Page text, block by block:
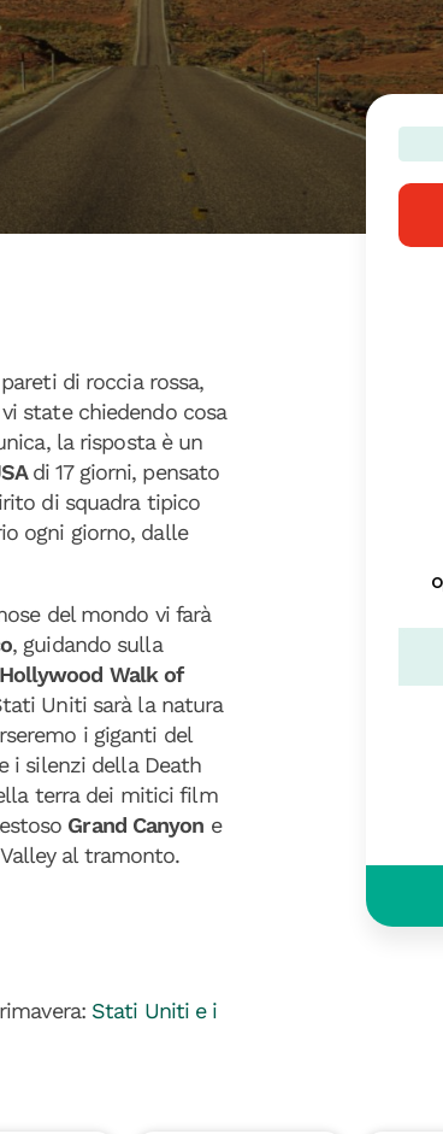
di roccia rossa,
state chiedendo cosa
la risposta è un
di 17 giorni, pensato
di squadra tipico
ogni giorno, dalle
del mondo vi farà
, guidando sulla
Hollywood Walk of
Uniti sarà la natura
i giganti del
i silenzi della Death
terra dei mitici film
Grand Canyon e
al tramonto.
Stati Uniti e i